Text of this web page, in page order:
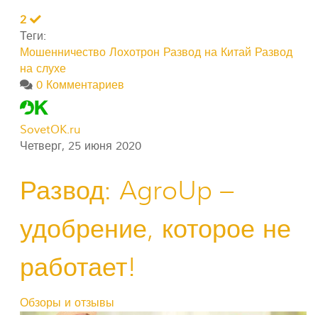
2
Теги:
Мошенничество Лохотрон Развод на Китай Развод
на слухе
0 Комментариев
SovetOK.ru
Четверг, 25 июня 2020
Развод: AgroUp –
удобрение, которое не
работает!
Обзоры и отзывы